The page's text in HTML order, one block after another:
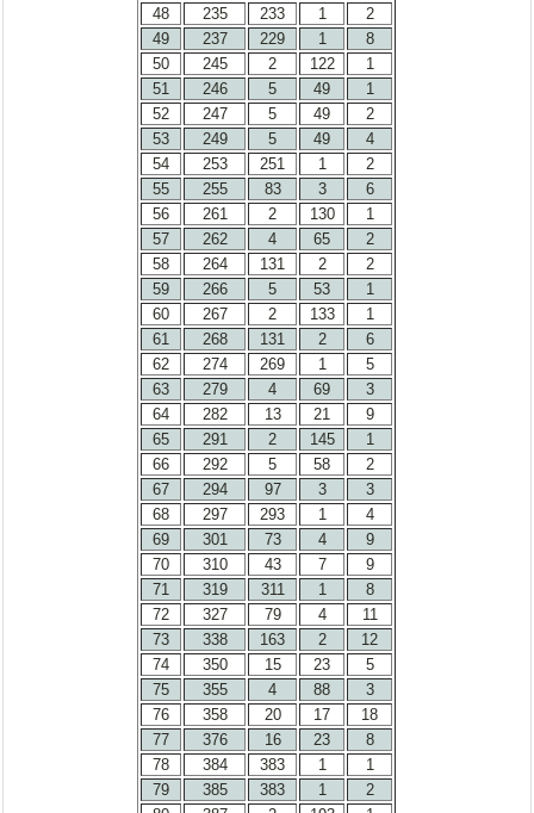
48
235 233 1
2
49
237 229 1
8
50
245 2 122
1
51
246 5 49
1
52
247 5 49
2
53
249 5 49
4
54
253 251 1
2
55
255 83 3
6
56
261 2 130
1
57
262 4 65
2
58
264 131 2
2
59
266 5 53
1
60
267 2 133
1
61
268 131 2
6
62
274 269 1
5
63
279 4 69
3
64
282 13 21
9
65
291 2 145
1
66
292 5 58
2
67
294 97 3
3
68
297 293 1
4
69
301 73 4
9
70
310 43 7
9
71
319 311 1
8
72
327 79 4
11
73
338 163 2
12
74
350 15 23
5
75
355 4 88
3
76
358 20 17
18
77
376 16 23
8
78
384 383 1
1
79
385 383 1
2